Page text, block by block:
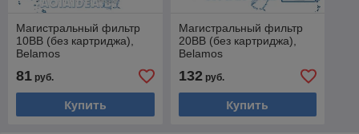
Магистральный фильтр
10ВВ (без картриджа),
Belamos
81 руб.
Купить
Магистральный фильтр
20ВВ (без картриджа),
Belamos
132руб.
Купить